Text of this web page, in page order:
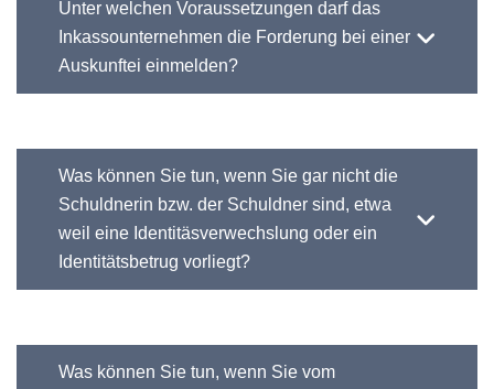
Unter welchen Voraussetzungen darf das
Inkassounternehmen die Forderung bei einer
Auskunftei einmelden?
Was können Sie tun, wenn Sie gar nicht die
Schuldnerin bzw. der Schuldner sind, etwa
weil eine Identitäsverwechslung oder ein
Identitätsbetrug vorliegt?
Was können Sie tun, wenn Sie vom